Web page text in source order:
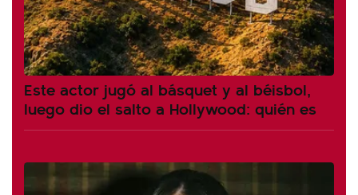
Este actor jugó al básquet y al béisbol,
luego dio el salto a Hollywood: quién es